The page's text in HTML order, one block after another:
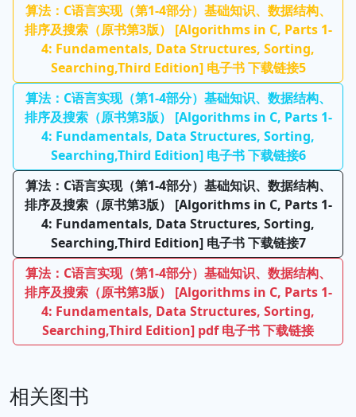
算法：C语言实现（第1-4部分）基础知识、数据结构、
排序及搜索（原书第3版） [Algorithms in C, Parts 1-
4: Fundamentals, Data Structures, Sorting,
Searching,Third Edition] 电子书 下载链接5
算法：C语言实现（第1-4部分）基础知识、数据结构、
排序及搜索（原书第3版） [Algorithms in C, Parts 1-
4: Fundamentals, Data Structures, Sorting,
Searching,Third Edition] 电子书 下载链接6
算法：C语言实现（第1-4部分）基础知识、数据结构、
排序及搜索（原书第3版） [Algorithms in C, Parts 1-
4: Fundamentals, Data Structures, Sorting,
Searching,Third Edition] 电子书 下载链接7
算法：C语言实现（第1-4部分）基础知识、数据结构、
排序及搜索（原书第3版） [Algorithms in C, Parts 1-
4: Fundamentals, Data Structures, Sorting,
Searching,Third Edition] pdf 电子书 下载链接
相关图书